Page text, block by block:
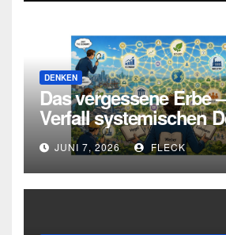
DENKEN
Das vergessene Erbe
Verfall systemischen
Deutschland
JUNI 7, 2026 FLECK